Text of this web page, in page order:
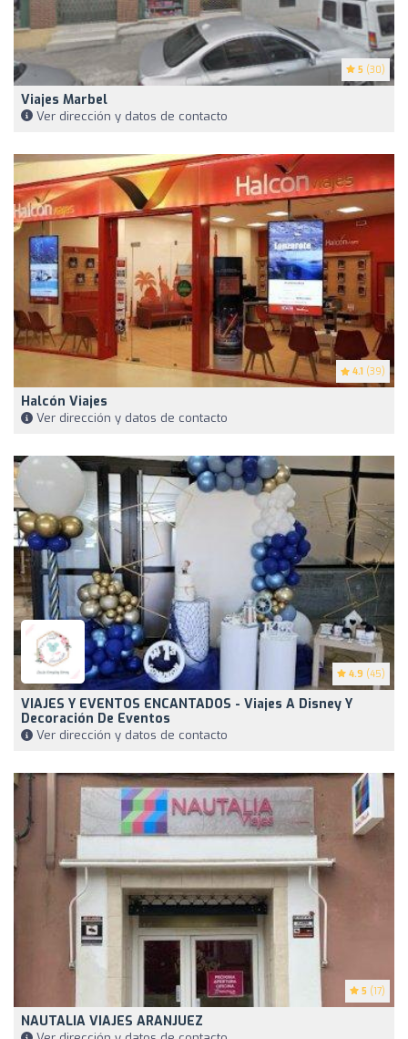
5 (30)
Viajes Marbel
Ver dirección y datos de contacto
4.1 (39)
Halcón Viajes
Ver dirección y datos de contacto
4.9 (45)
VIAJES Y EVENTOS ENCANTADOS - Viajes A Disney Y
Decoración De Eventos
Ver dirección y datos de contacto
5 (17)
NAUTALIA VIAJES ARANJUEZ